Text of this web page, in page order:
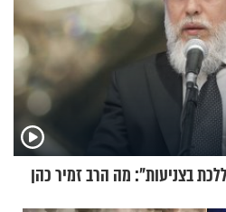
בצניעות": מה הרב זמיר כהן